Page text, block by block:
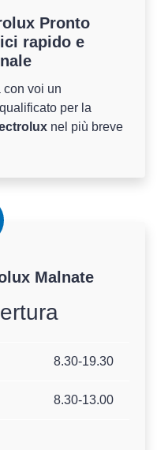
Pronto
rapido e
con voi un
per la
nel più breve
Malnate
8.30-19.30
8.30-13.00